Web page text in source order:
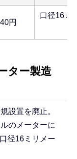
円
口径16ミ
ター製造
設置を廃止。
のメーターに
径16ミリメー